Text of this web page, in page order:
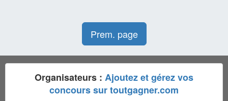
Prem. page
Organisateurs : Ajoutez et gérez vos
concours sur toutgagner.com